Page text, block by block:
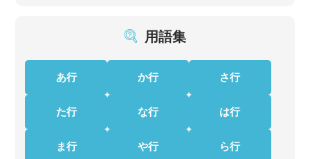
用語集
あ行 か行 さ行
た行 な行 は行
ま行 や行 ら行